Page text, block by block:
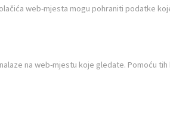
redovito posjećujete kako biste bili
web-mjesta mogu pohraniti podatke
na web-mjestu koje gledate. Pomoću tih